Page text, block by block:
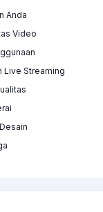
Anda
Video
Live Streaming